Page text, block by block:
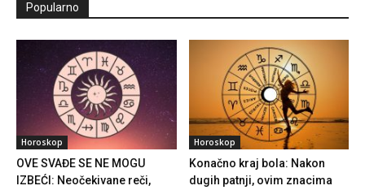
Popularno
Horoskop
OVE SVAĐE SE NE MOGU
IZBEĆI: Neočekivane reči,
Horoskop
Konačno kraj bola: Nakon
dugih patnji, ovim znacima